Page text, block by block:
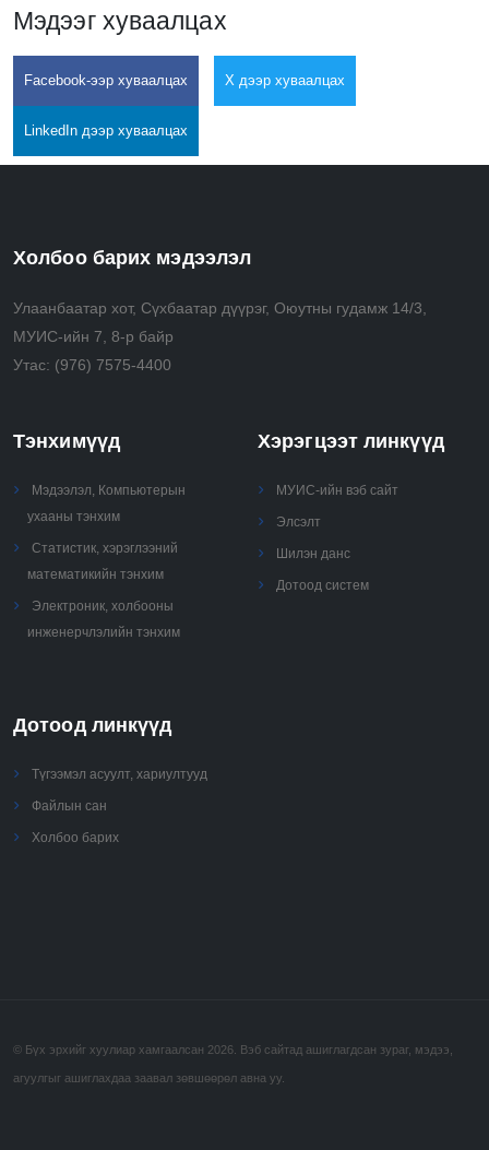
of simple algorithms.
• State the formal definition of big O.
algorithms.
• Implement simple array sorting, and search
and greedy algorithms
Мэдээг хуваалцах
Facebook-ээр хуваалцах X дээр хуваалцах
LinkedIn дээр хуваалцах
Холбоо барих мэдээлэл
Улаанбаатар хот, Сүхбаатар дүүрэг, Оюутны гудамж 14/3,
МУИС-ийн 7, 8-р байр
Утас: (976) 7575-4400
Тэнхимүүд
Мэдээлэл, Компьютерын
ухааны тэнхим
Статистик, хэрэглээний
математикийн тэнхим
Электроник, холбооны
инженерчлэлийн тэнхим
Хэрэгцээт линкүүд
МУИС-ийн вэб сайт
Элсэлт
Шилэн данс
Дотоод систем
Дотоод линкүүд
Түгээмэл асуулт, хариултууд
Файлын сан
Холбоо барих
© Бүх эрхийг хуулиар хамгаалсан 2026. Вэб сайтад ашиглагдсан зураг, мэдээ,
агуулгыг ашиглахдаа заавал зөвшөөрөл авна уу.